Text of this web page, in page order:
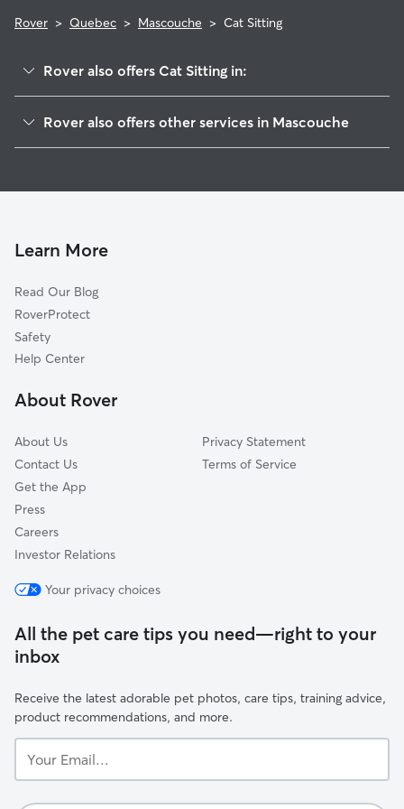
Rover > Quebec > Mascouche > Cat Sitting
Rover also offers Cat Sitting in:
L'Épiphanie, QC
Montréal-Est, QC
L'Assomption, QC
Lorraine, QC
Sainte-Anne-des-Plaines, QC
Saint-Léonard, QC
Rover also offers other services in Mascouche
Pet Sitting in Mascouche
Learn More
Read Our Blog
RoverProtect
Safety
Help Center
About Rover
About Us
Contact Us
Get the App
Press
Careers
Investor Relations
Privacy Statement
Terms of Service
Your privacy choices
All the pet care tips you need—right to your
inbox
Receive the latest adorable pet photos, care tips, training advice,
product recommendations, and more.
Email...